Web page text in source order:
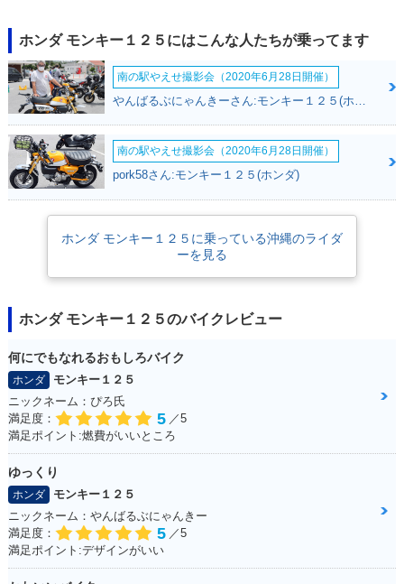
2018年 MONKEY12
5・新登場
MONKEY125・その
他
ホンダ モンキー１２５にはこんな人たちが乗ってます
南の駅やえせ撮影会（2020年6月28日開催）
南の駅やえせ撮影会（2020年6月28日開催）
pork58さん:モンキー１２５(ホンダ)
ホンダ モンキー１２５に乗っている沖縄のライダ
ーを見る
ホンダ モンキー１２５のバイクレビュー
何にでもなれるおもしろバイク
ホンダ
モンキー１２５
ニックネーム：ぴろ氏
満足度：
5 ／5
満足ポイント:燃費がいいところ
ゆっくり
ホンダ
モンキー１２５
ニックネーム：やんばるぶにゃんきー
満足度：
5 ／5
満足ポイント:デザインがいい